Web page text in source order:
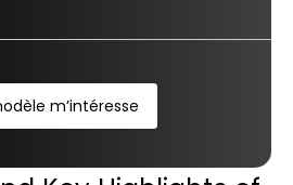
m’intéresse